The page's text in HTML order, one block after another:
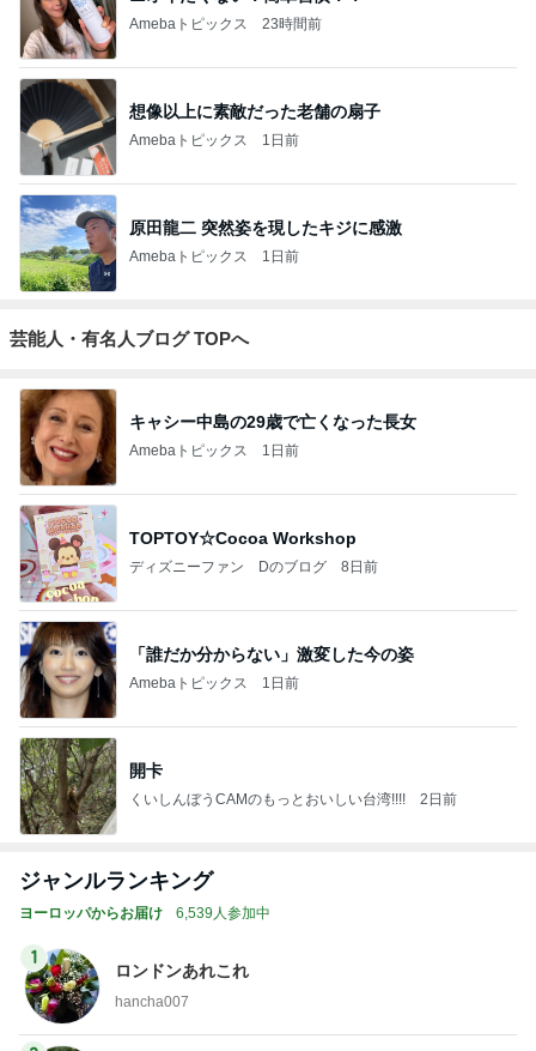
Amebaトピックス 23時間前
想像以上に素敵だった老舗の扇子
Amebaトピックス 1日前
原田龍二 突然姿を現したキジに感激
Amebaトピックス 1日前
芸能人・有名人ブログ TOPへ
キャシー中島の29歳で亡くなった長女
Amebaトピックス 1日前
TOPTOY☆Cocoa Workshop
ディズニーファン Dのブログ 8日前
「誰だか分からない」激変した今の姿
Amebaトピックス 1日前
開卡
くいしんぼうCAMのもっとおいしい台湾!!!! 2日前
ジャンルランキング
ヨーロッパからお届け 6,539人参加中
1
ロンドンあれこれ
hancha007